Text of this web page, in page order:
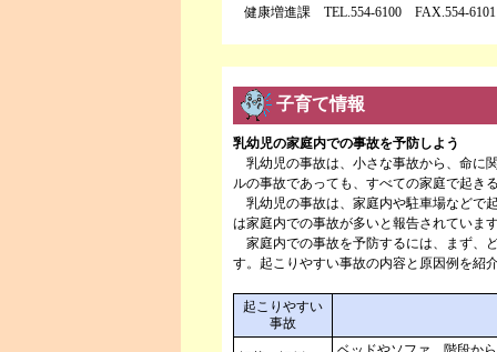
健康増進課 TEL.554-6100 FAX.554-6101
子育て情報
乳幼児の家庭内での事故を予防しよう
乳幼児の事故は、小さな事故から、命に
ルの事故であっても、すべての家庭で起き
乳幼児の事故は、家庭内や駐車場などで
は家庭内での事故が多いと報告されていま
家庭内での事故を予防するには、まず、
す。起こりやすい事故の内容と原因例を紹
起こりやすい
事故